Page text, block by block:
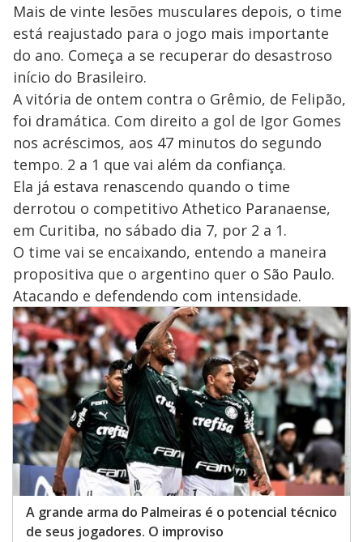
Mais de vinte lesões musculares depois, o time
está reajustado para o jogo mais importante
do ano. Começa a se recuperar do desastroso
início do Brasileiro.
A vitória de ontem contra o Grêmio, de Felipão,
foi dramática. Com direito a gol de Igor Gomes
nos acréscimos, aos 47 minutos do segundo
tempo. 2 a 1 que vai além da confiança.
Ela já estava renascendo quando o time
derrotou o competitivo Athetico Paranaense,
em Curitiba, no sábado dia 7, por 2 a 1.
O time vai se encaixando, entendo a maneira
propositiva que o argentino quer o São Paulo.
Atacando e defendendo com intensidade.
A grande arma do Palmeiras é o potencial técnico
de seus jogadores. O improviso